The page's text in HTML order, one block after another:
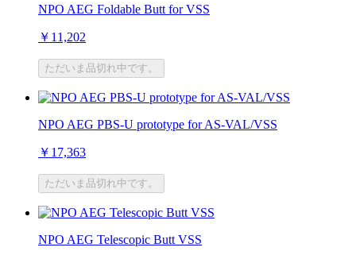
NPO AEG Foldable Butt for VSS
￥11,202
ただいま品切れ中です。
NPO AEG PBS-U prototype for AS-VAL/VSS
￥17,363
ただいま品切れ中です。
NPO AEG Telescopic Butt VSS